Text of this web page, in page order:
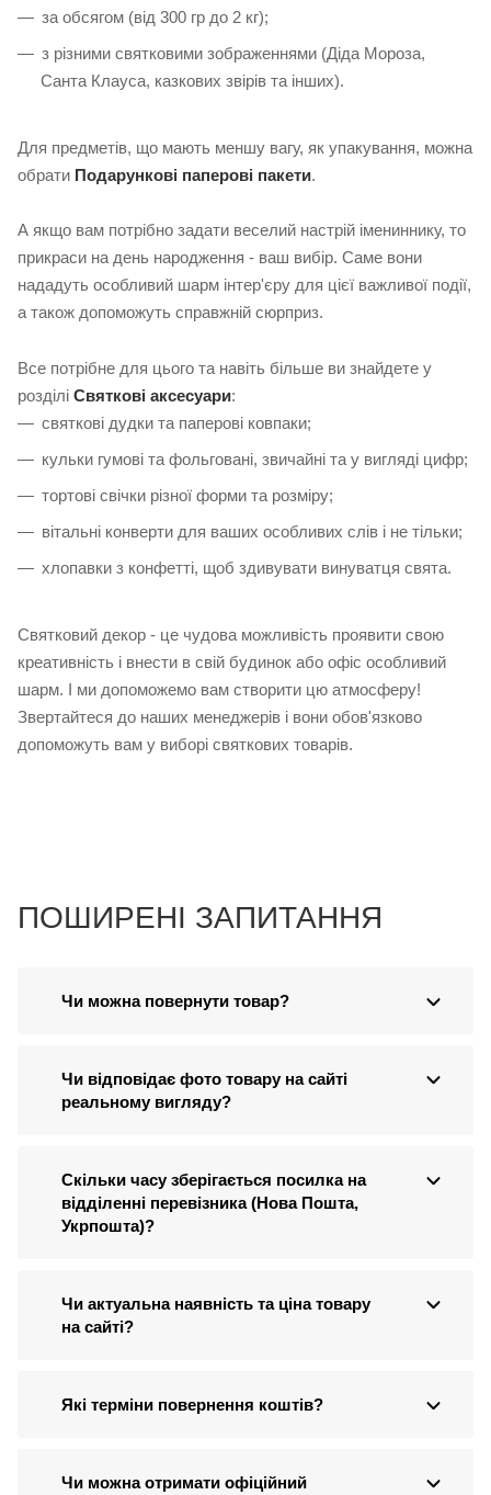
за обсягом (від 300 гр до 2 кг);
з різними святковими зображеннями (Діда Мороза,
Санта Клауса, казкових звірів та інших).
Для предметів, що мають меншу вагу, як упакування, можна
обрати Подарункові паперові пакети.
А якщо вам потрібно задати веселий настрій імениннику, то
прикраси на день народження - ваш вибір. Саме вони
нададуть особливий шарм інтер'єру для цієї важливої події,
а також допоможуть справжній сюрприз.
Все потрібне для цього та навіть більше ви знайдете у
розділі Святкові аксесуари:
святкові дудки та паперові ковпаки;
кульки гумові та фольговані, звичайні та у вигляді цифр;
тортові свічки різної форми та розміру;
вітальні конверти для ваших особливих слів і не тільки;
хлопавки з конфетті, щоб здивувати винуватця свята.
Святковий декор - це чудова можливість проявити свою
креативність і внести в свій будинок або офіс особливий
шарм. І ми допоможемо вам створити цю атмосферу!
Звертайтеся до наших менеджерів і вони обов'язково
допоможуть вам у виборі святкових товарів.
ПОШИРЕНІ ЗАПИТАННЯ
Чи можна повернути товар?
Чи відповідає фото товару на сайті
реальному вигляду?
Скільки часу зберігається посилка на
відділенні перевізника (Нова Пошта,
Укрпошта)?
Чи актуальна наявність та ціна товару
на сайті?
Які терміни повернення коштів?
Чи можна отримати офіційний